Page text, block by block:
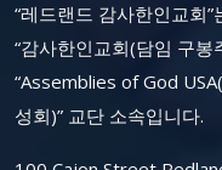
“레드랜드 감사한인교회
“감사한인교회(담임 구봉
“Assemblies of God
성회)” 교단 소속입니다.